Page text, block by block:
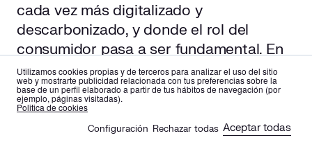
Utilizamos cookies propias y de terceros para analizar el uso del sitio
web y mostrarte publicidad relacionada con tus preferencias sobre la
base de un perfil elaborado a partir de tus hábitos de navegación (por
ejemplo, páginas visitadas).
Politica de cookies
Configuración Aceptar todas
Rechazar todas
es en
cada vez más digitalizado y
descarbonizado, y donde el rol del
consumidor pasa a ser fundamental. En
este sentido, el consumidor tradicional
evoluciona para convertirse en un
prosumidor: un actor que no solo
consume energía, sino que también la